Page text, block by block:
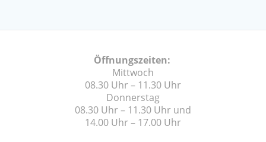
Öffnungszeiten:
Mittwoch
08.30 Uhr – 11.30 Uhr
Donnerstag
08.30 Uhr – 11.30 Uhr und
14.00 Uhr – 17.00 Uhr